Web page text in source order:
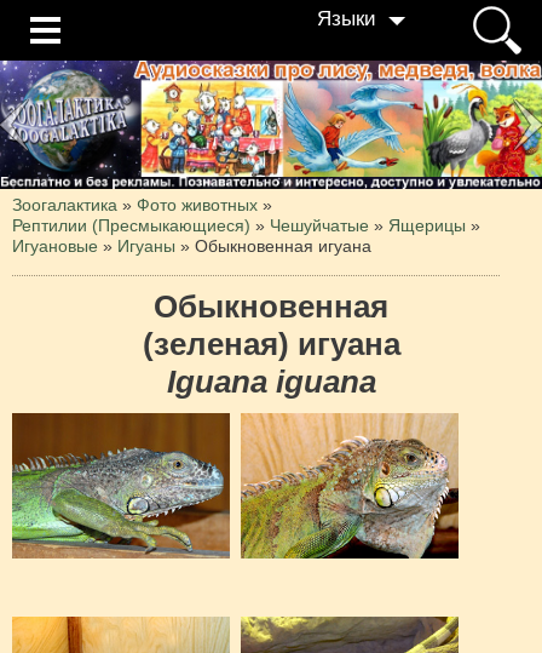
Языки
Зоогалактика » Фото животных »
Рептилии (Пресмыкающиеся) » Чешуйчатые » Ящерицы »
Игуановые » Игуаны » Обыкновенная игуана
Обыкновенная
(зеленая) игуана
Iguana iguana